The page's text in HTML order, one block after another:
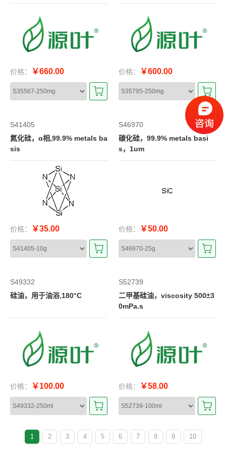
价格： ￥660.00 价格： ￥600.00
S41405
氮化硅，α相,99.9% metals ba
sis
价格： ￥35.00
S46970
碳化硅，99.9% metals basi
s，1um
价格： ￥50.00
S49332
硅油，用于油浴,180°C
价格： ￥100.00
S52739
二甲基硅油，viscosity 500±3
0mPa.s
价格： ￥58.00
1 2 3 4 5 6 7 8 9 10